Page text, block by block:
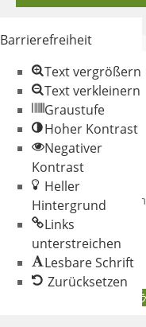
© 2026 Gemeinde
Oberschneiding
Datenschutz
Impressum
Barrierefreiheit
Text vergrößern
Text verkleinern
Graustufe
Hoher Kontrast
Negativer
Kontrast
Heller
Hintergrund
Links
unterstreichen
Lesbare Schrift
Zurücksetzen